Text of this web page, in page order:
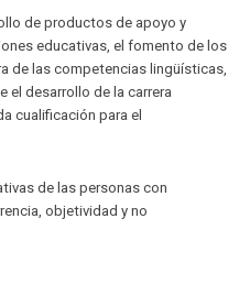
de productos de apoyo y
educativas, el fomento de los
de las competencias lingüísticas,
el desarrollo de la carrera
cualificación para el
de las personas con
objetividad y no